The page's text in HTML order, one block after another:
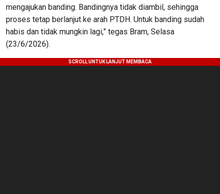
mengajukan banding. Bandingnya tidak diambil, sehingga
proses tetap berlanjut ke arah PTDH. Untuk banding sudah
habis dan tidak mungkin lagi,” tegas Bram, Selasa
(23/6/2026).